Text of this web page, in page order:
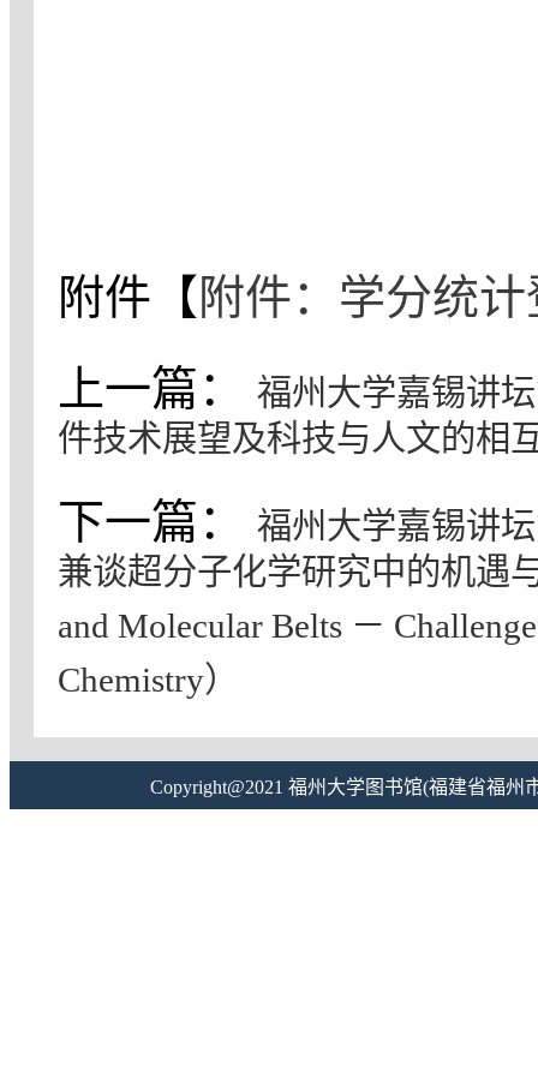
附件【附件：学分统
上一篇：
福州大学嘉锡讲
件技术展望及科技与人文的相
下一篇：
福州大学嘉锡讲
兼谈超分子化学研究中的机遇
and Molecular Belts －
Chemistry）
Copyright@2021 福州大学图书馆(福建省福州